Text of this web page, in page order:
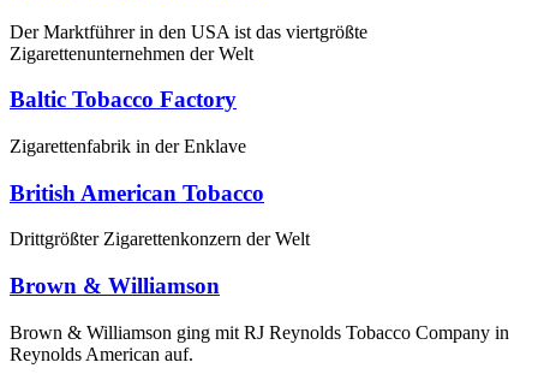
Der Marktführer in den USA ist das viertgrößte
Zigarettenunternehmen der Welt
Baltic Tobacco Factory
Zigarettenfabrik in der Enklave
British American Tobacco
Drittgrößter Zigarettenkonzern der Welt
Brown & Williamson
Brown & Williamson ging mit RJ Reynolds Tobacco Company in
Reynolds American auf.